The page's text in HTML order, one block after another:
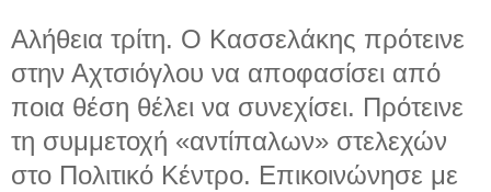
Αλήθεια τρίτη. Ο Κασσελάκης πρότεινε
στην Αχτσιόγλου να αποφασίσει από
ποια θέση θέλει να συνεχίσει. Πρότεινε
τη συμμετοχή «αντίπαλων» στελεχών
στο Πολιτικό Κέντρο. Επικοινώνησε με